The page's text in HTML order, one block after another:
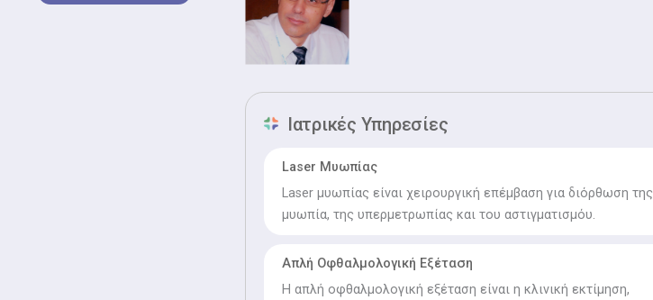
Ιατρικές Υπηρεσίες
Laser Μυωπίας
Laser μυωπίας είναι χειρουργική επέμβαση για διόρθωση της
μυωπία, της υπερμετρωπίας και του αστιγματισμόυ.
Απλή Οφθαλμολογική Εξέταση
Η απλή οφθαλμολογική εξέταση είναι η κλινική εκτίμηση,